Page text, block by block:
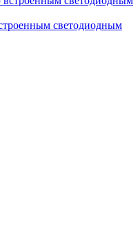
светодиодным